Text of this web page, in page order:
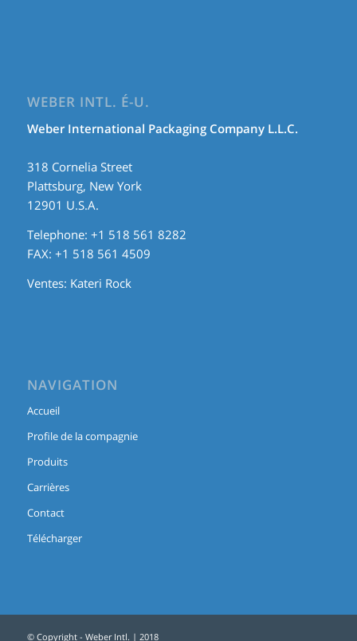
WEBER INTL. É-U.
Weber International Packaging Company L.L.C.
318 Cornelia Street
Plattsburg, New York
12901 U.S.A.
Telephone: +1 518 561 8282
FAX: +1 518 561 4509
Ventes: Kateri Rock
NAVIGATION
Accueil
Profile de la compagnie
Produits
Carrières
Contact
Télécharger
© Copyright - Weber Intl. | 2018